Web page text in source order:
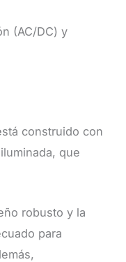
(AC/DC) y
construido con
que
robusto y la
para